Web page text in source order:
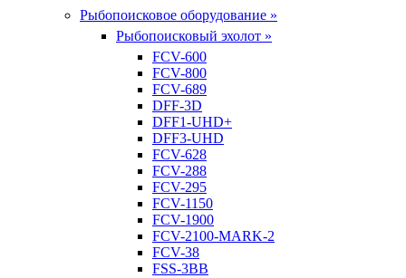
Рыбопоисковое оборудование »
Рыбопоисковый эхолот »
FCV-600
FCV-800
FCV-689
DFF-3D
DFF1-UHD+
DFF3-UHD
FCV-628
FCV-288
FCV-295
FCV-1150
FCV-1900
FCV-2100-MARK-2
FCV-38
FSS-3BB